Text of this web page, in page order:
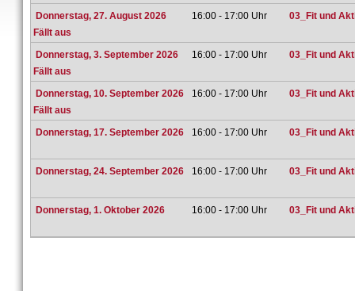
Donnerstag, 27. August 2026
Fällt aus
16:00 - 17:00 Uhr 03_Fit und
Donnerstag, 3. September 2026
Fällt aus
16:00 - 17:00 Uhr 03_Fit und
Donnerstag, 10. September 2026
Fällt aus
16:00 - 17:00 Uhr 03_Fit und
Donnerstag, 17. September 2026 16:00 - 17:00 Uhr 03_Fit und
Donnerstag, 24. September 2026 16:00 - 17:00 Uhr 03_Fit und
Donnerstag, 1. Oktober 2026 16:00 - 17:00 Uhr 03_Fit und